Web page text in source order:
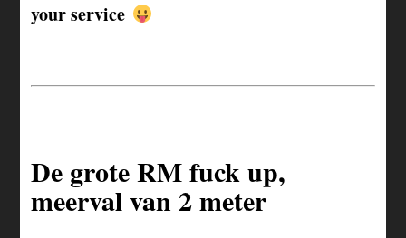
your service
De grote RM fuck up,
meerval van 2 meter